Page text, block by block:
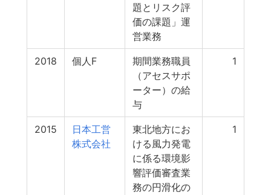
題とリスク評
価の課題」運
営業務
2018 個人F
期間業務職員
（アセスサポ
ーター）の給
与
1
2015
日本工営
株式会社
東北地方にお
ける風力発電
に係る環境影
響評価審査業
務の円滑化の
1